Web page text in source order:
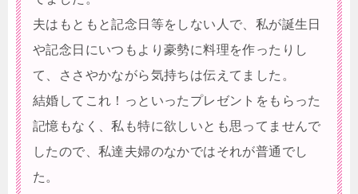
夫はもともと記念日等をしない人で、私が誕生日
や記念日にいつもより豪勢に料理を作ったりし
て、ささやかながら気持ちは伝えてました。
結婚してこれ！っといったプレゼントをもらった
記憶もなく、私も特に欲しいとも思ってませんで
したので、私達夫婦のなかではそれが普通でし
た。